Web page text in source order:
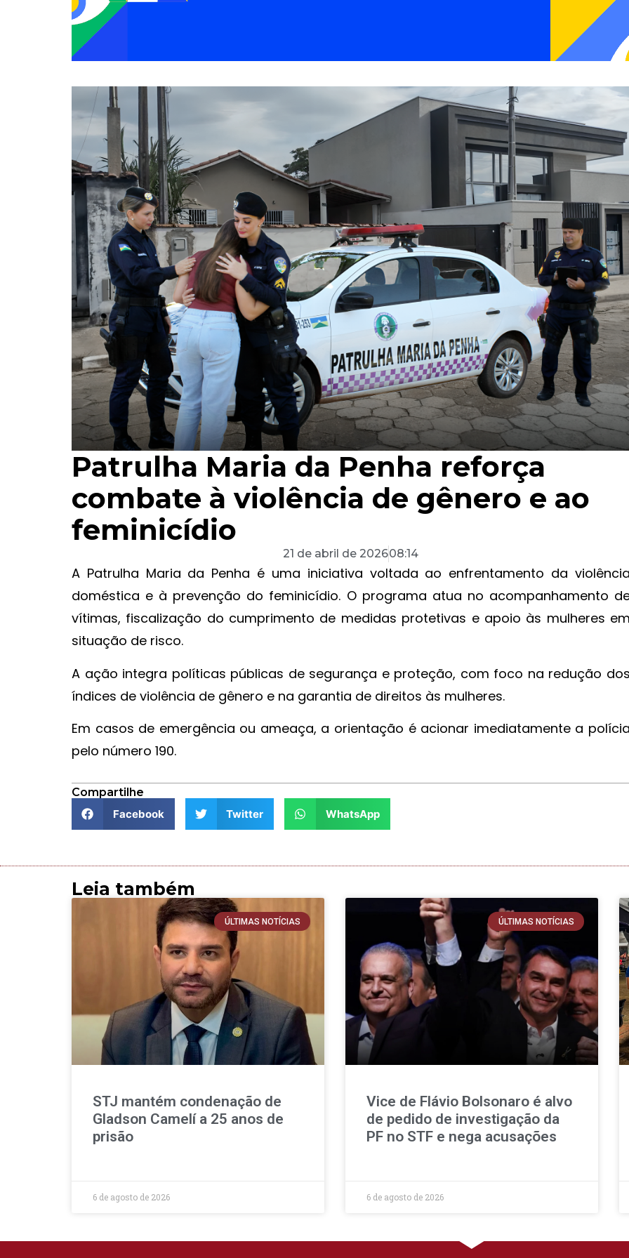
Patrulha Maria da Penha reforça
combate à violência de gênero e ao
feminicídio
21 de abril de 202608:14
A Patrulha Maria da Penha é uma iniciativa voltada ao enfrentamento da
doméstica e à prevenção do feminicídio. O programa atua no acompanhamento
vítimas, fiscalização do cumprimento de medidas protetivas e apoio às mulheres
situação de risco.
A ação integra políticas públicas de segurança e proteção, com foco na redução
índices de violência de gênero e na garantia de direitos às mulheres.
Em casos de emergência ou ameaça, a orientação é acionar imediatamente a
pelo número 190.
Compartilhe
Facebook
Twitter WhatsApp
Leia também
ÚLTIMAS NOTÍCIAS
STJ mantém condenação de
Gladson Camelí a 25 anos de
prisão
6 de agosto de 2026
ÚLTIMAS NOTÍCIAS
Vice de Flávio Bolsonaro é alvo
de pedido de investigação da
PF no STF e nega acusações
6 de agosto de 2026